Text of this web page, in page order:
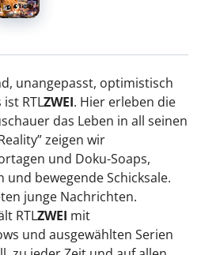
unangepasst, optimistisch
RTLZWEI. Hier erleben die
das Leben in all seinen
zeigen wir
und Doku-Soaps,
bewegende Schicksale.
junge Nachrichten.
RTLZWEI mit
und ausgewählten Serien